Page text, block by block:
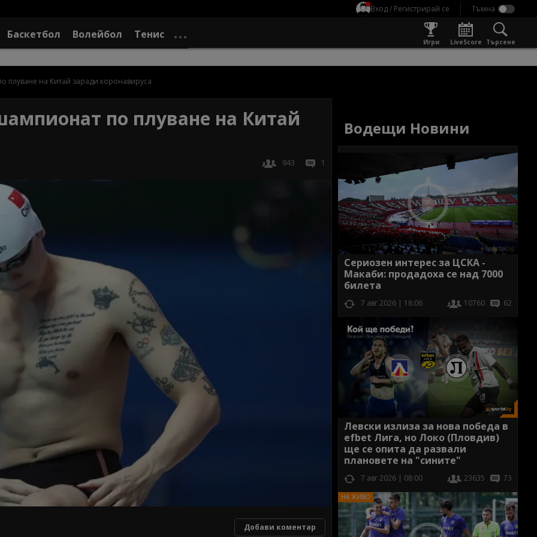
Вход / Регистрирай се
Баскетбол Волейбол Тенис
Игри LiveScore Търсене
на Китай заради коронавируса
по плуване на Китай
943 1
Добави коментар
Водещи Новини
Сериозен интерес за ЦСКА -
Макаби: продадоха се над 7000
билета
7 авг 2026 | 18:06 10760 62
Левски излиза за нова победа в
efbet Лига, но Локо (Пловдив)
ще се опита да развали
плановете на "сините"
7 авг 2026 | 08:00 23635 73